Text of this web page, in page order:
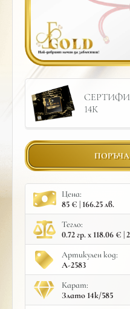
14К
Цена:
85 € | 166.25 лв.
Тегло:
0.72 гр. x 118.06 € |
Артикулен код:
A-2583
Карат:
Злато 14к/585